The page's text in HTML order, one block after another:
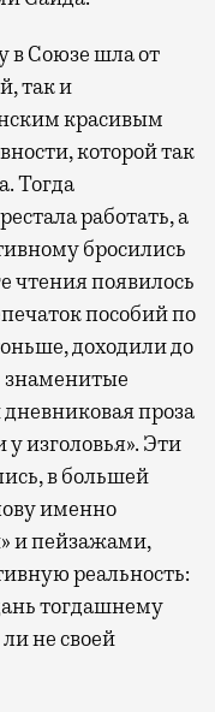
в Союзе шла от
так и
красивым
которой так
Тогда
работать, а
бросились
чтения появилось
пособий по
доходили до
знаменитые
проза
изголовья». Эти
в большей
именно
и пейзажами,
реальность:
тогдашнему
не своей